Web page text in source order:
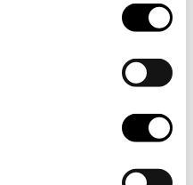
consenso in qualsiasi
cookie o facendo clic
sulla tua posizione
di qualche